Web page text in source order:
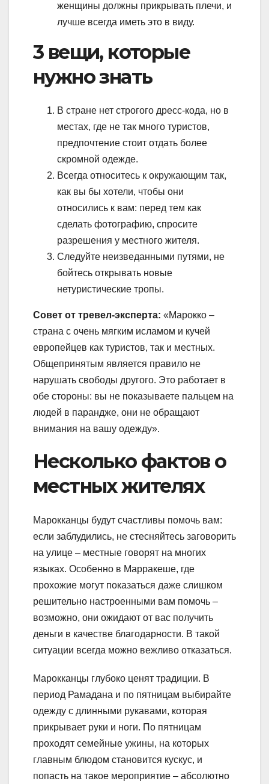
женщины должны прикрывать плечи, и
лучше всегда иметь это в виду.
3 вещи, которые
нужно знать
В стране нет строгого дресс-кода, но в
местах, где не так много туристов,
предпочтение стоит отдать более
скромной одежде.
Всегда относитесь к окружающим так,
как вы бы хотели, чтобы они
относились к вам: перед тем как
сделать фотографию, спросите
разрешения у местного жителя.
Следуйте неизведанными путями, не
бойтесь открывать новые
нетуристические тропы.
Совет от тревел-эксперта: «Марокко –
страна с очень мягким исламом и кучей
европейцев как туристов, так и местных.
Общепринятым является правило не
нарушать свободы другого. Это работает в
обе стороны: вы не показываете пальцем на
людей в парандже, они не обращают
внимания на вашу одежду».
Несколько фактов о
местных жителях
Марокканцы будут счастливы помочь вам:
если заблудились, не стесняйтесь заговорить
на улице – местные говорят на многих
языках. Особенно в Марракеше, где
прохожие могут показаться даже слишком
решительно настроенными вам помочь –
возможно, они ожидают от вас получить
деньги в качестве благодарности. В такой
ситуации всегда можно вежливо отказаться.
Марокканцы глубоко ценят традиции. В
период Рамадана и по пятницам выбирайте
одежду с длинными рукавами, которая
прикрывает руки и ноги. По пятницам
проходят семейные ужины, на которых
главным блюдом становится кускус, и
попасть на такое мероприятие – абсолютно